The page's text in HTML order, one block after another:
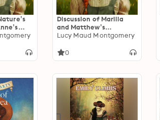
Discussion of Marilla
and Matthew’s
Parenting Styles
Lucy Maud Montgomery
0